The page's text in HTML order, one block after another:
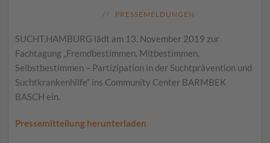
PRESSEMELDUNGEN
SUCHT.HAMBURG lädt am 13. November 2019 zur
Fachtagung „Fremdbestimmen. Mitbestimmen.
Selbstbestimmen – Partizipation in der Suchtprävention und
Suchtkrankenhilfe“ ins Community Center BARMBEK
BASCH ein.
Pressemitteilung herunterladen